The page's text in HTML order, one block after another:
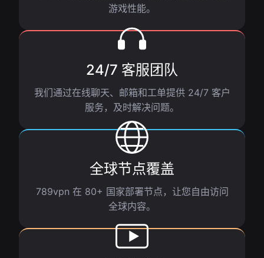
游戏性能。
24/7 客服团队
我们通过在线聊天、邮箱和工单提供 24/7 客户
服务，及时解决问题。
全球节点覆盖
789vpn 在 80+ 国家部署节点，让您自由访问
全球内容。